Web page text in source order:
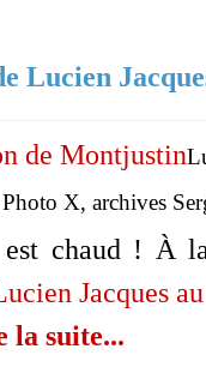
Lucien
X, archives
chaud ! À
Jacques
la suite...